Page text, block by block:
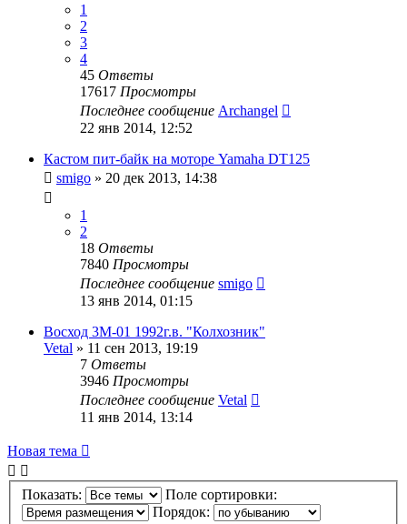
1
2
3
4
45 Ответы
17617 Просмотры
Последнее сообщение Archangel
22 янв 2014, 12:52
Кастом пит-байк на моторе Yamaha DT125
smigo » 20 дек 2013, 14:38
1
2
18 Ответы
7840 Просмотры
Последнее сообщение smigo
13 янв 2014, 01:15
Восход 3М-01 1992г.в. "Колхозник"
Vetal » 11 сен 2013, 19:19
7 Ответы
3946 Просмотры
Последнее сообщение Vetal
11 янв 2014, 13:14
Новая тема
Показать:
Поле сортировки:
Порядок: